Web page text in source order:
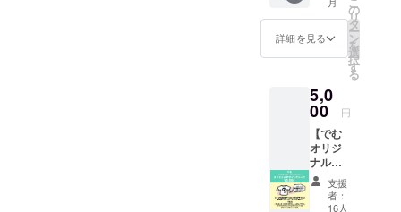
KARNA
GE、
Eyes
C
MOME
NT」 伊
藤コウ
キ
(MODE
RN
GOODD
新曲、
未発表
曲、再
バス音
源第5
弾！ ダ
ウン
ロード
コード
付き
CDR ※
支援金
ショッ
プ
MESS
AROUN
Dとコラ
全ピン
と缶
バッヂ
付き！
詳細は
後日。
商品画
像が仕
上がり
詳細を見る
の
リ
タ
ー
ン
を
選
択
す
る
5,0
00 円
【でむ
オリジ
ナルデ
ザインT
シャ
ツ】 で
支援
者：
16人